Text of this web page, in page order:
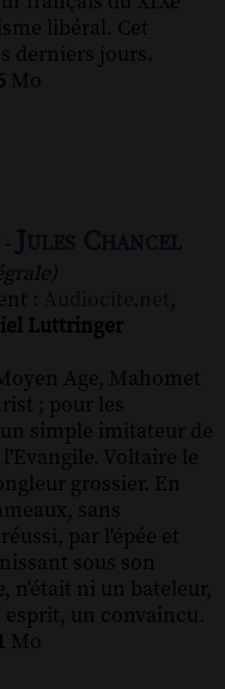
libéral. Cet
derniers jours.
Mo
-
:
,
Luttringer
Age, Mahomet
; pour les
simple imitateur de
Voltaire le
grossier. En
sans
par l'épée et
sous son
n'était ni un bateleur,
un convaincu.
Mo